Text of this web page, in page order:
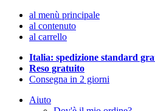
al menù principale
al contenuto
al carrello
Italia: spedizione standard
Reso gratuito
Consegna in 2 giorni
Aiuto